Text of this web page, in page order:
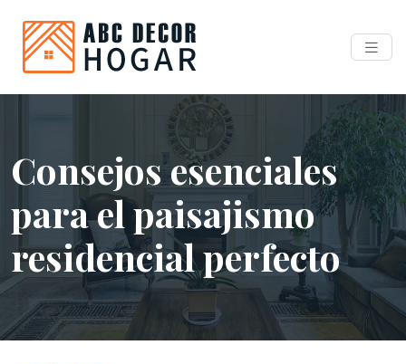
Consejos esenciales
para el paisajismo
residencial perfecto